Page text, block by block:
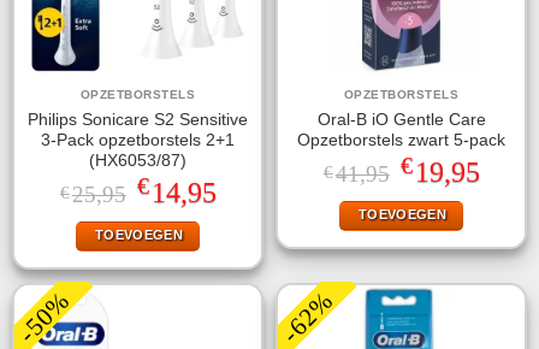
OPZETBORSTELS
Philips Sonicare S2 Sensitive
3-Pack opzetborstels 2+1
(HX6053/87)
€25,95 Oorspronkelijke
prijs
was:
€25,95.
€14,95Huidige
prijs
TOEVOEGEN
OPZETBORSTELS
Oral-B iO Gentle Care
Opzetborstels zwart 5-pack
€41,95 Oorspronkelijke
prijs
was:
€41,95.
€19,95Huidige
prijs
TOEVOEGEN
-50% -62%